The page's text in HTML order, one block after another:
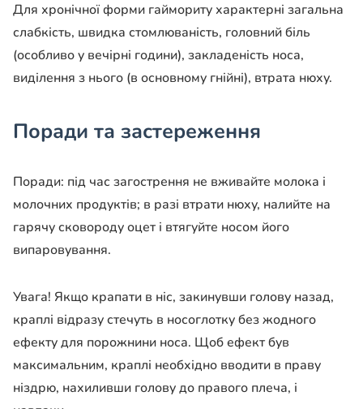
Для хронічної форми гаймориту характерні загальна
слабкість, швидка стомлюваність, головний біль
(особливо у вечірні години), закладеність носа,
виділення з нього (в основному гнійні), втрата нюху.
Поради та застереження
Поради: під час загострення не вживайте молока і
молочних продуктів; в разі втрати нюху, налийте на
гарячу сковороду оцет і втягуйте носом його
випаровування.
Увага! Якщо крапати в ніс, закинувши голову назад,
краплі відразу стечуть в носоглотку без жодного
ефекту для порожнини носа. Щоб ефект був
максимальним, краплі необхідно вводити в праву
ніздрю, нахиливши голову до правого плеча, і